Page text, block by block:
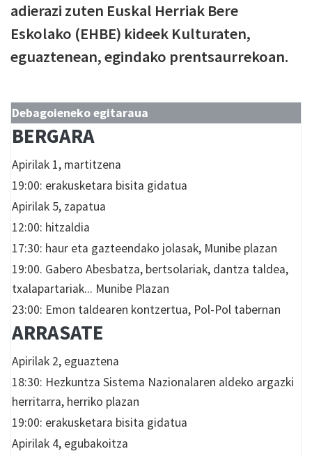
adierazi zuten Euskal Herriak Bere
Eskolako (EHBE) kideek Kulturaten,
eguaztenean, egindako prentsaurrekoan.
Debagoieneko egitaraua
BERGARA
Apirilak 1, martitzena
19:00: erakusketara bisita gidatua
Apirilak 5, zapatua
12:00: hitzaldia
17:30: haur eta gazteendako jolasak, Munibe plazan
19:00. Gabero Abesbatza, bertsolariak, dantza taldea,
txalapartariak... Munibe Plazan
23:00: Emon taldearen kontzertua, Pol-Pol tabernan
ARRASATE
Apirilak 2, eguaztena
18:30: Hezkuntza Sistema Nazionalaren aldeko argazki
herritarra, herriko plazan
19:00: erakusketara bisita gidatua
Apirilak 4, egubakoitza